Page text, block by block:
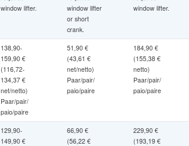
window lifter.
window lifter
or short
crank.
window lifter.
138,90-
159,90 €
(116,72-
134,37 €
net/netto)
Paar/pair/
paio/paire
51,90 €
(43,61 €
net/netto)
Paar/pair/
paio/paire
184,90 €
(155,38 €
netto)
Paar/pair/
paio/paire
129,90-
149,90 €
66,90 €
(56,22 €
229,90 €
(193,19 €